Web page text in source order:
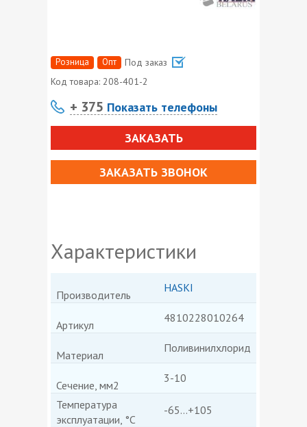
Розница Опт
Под заказ
Код товара: 208-401-2
+ 375 Показать телефоны
ЗАКАЗАТЬ
ЗАКАЗАТЬ ЗВОНОК
Характеристики
Производитель
HASKI
Артикул
4810228010264
Материал
Поливинилхлорид
Сечение, мм2
3-10
Температура
эксплуатации, °C
-65...+105